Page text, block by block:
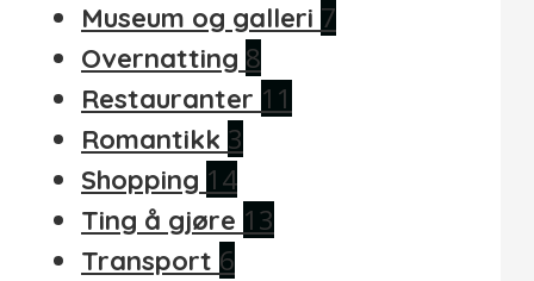
Museum og galleri 7
Overnatting 8
Restauranter 11
Romantikk 3
Shopping 14
Ting å gjøre 13
Transport 6